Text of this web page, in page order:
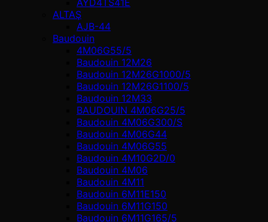
ALTAŞ
AJB-44
Baudouin
4M06G55/5
Baudouin 12M26
Baudouin 12M26G1000/5
Baudouin 12M26G1100/5
Baudouin 12M33
BAUDOUIN 4M06G25/5
Baudouin 4M06G300/S
Baudouin 4M06G44
Baudouin 4M06G55
Baudouin 4M10G2D/0
Baudouin 4М06
Baudouin 4М11
Baudouin 6M11E150
Baudouin 6M11G150
Baudouin 6M11G165/5